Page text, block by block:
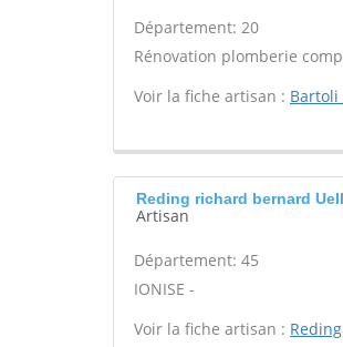
Département: 20
Rénovation plomberie
Voir la fiche artisan :
Reding richard bernard
Artisan
Département: 45
IONISE -
Voir la fiche artisan :